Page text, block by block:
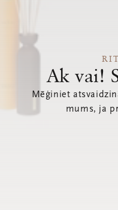
Ak vai!
Mēģiniet
mums, ja